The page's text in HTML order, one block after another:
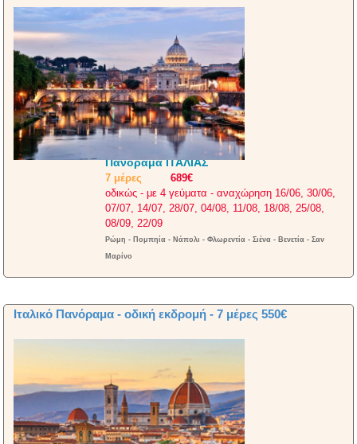
Πανόραμα ΙΤΑΛΙΑΣ
7 μέρες
689€
οδικώς - με 4 γεύματα - αναχώρηση 16/06, 30/06,
07/07, 14/07, 28/07, 04/08, 11/08, 18/08, 25/08,
08/09, 22/09
Ρώμη - Πομπηία - Νάπολι - Φλωρεντία - Σιένα - Βενετία - Σαν
Μαρίνο
Ιταλικό Πανόραμα - οδική εκδρομή - 7 μέρες 550€